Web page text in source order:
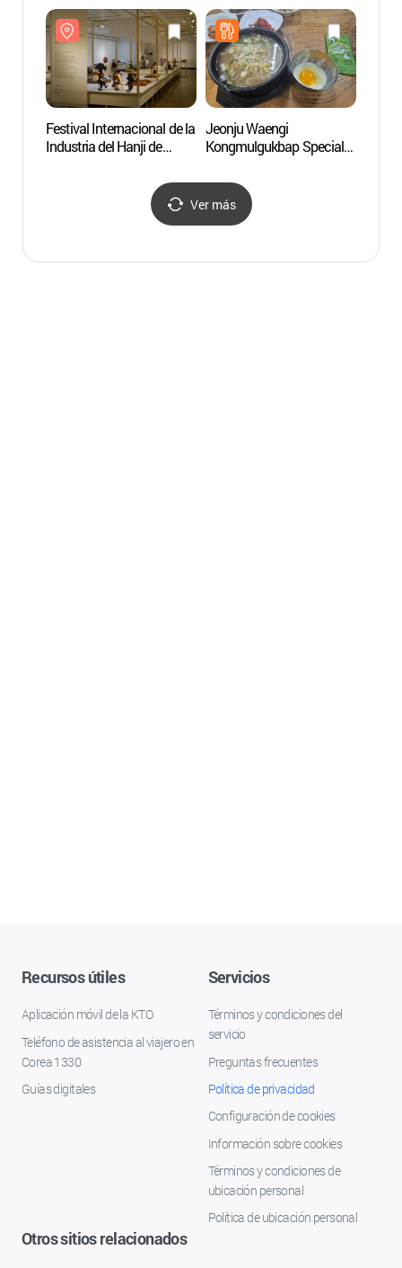
Festival Internacional de la
Industria del Hanji de
(전주국제한지산업대전)
Jeonju Waengi
Kongmulgukbap Specialty
왱이콩나물국밥전문점)
Ver más
Recursos útiles
Aplicación móvil de la KTO
Teléfono de asistencia al viajero en
Corea 1330
Guías digitales
Servicios
Términos y condiciones del
servicio
Preguntas frecuentes
Política de privacidad
Configuración de cookies
Información sobre cookies
Términos y condiciones de
ubicación personal
Política de ubicación personal
Otros sitios relacionados